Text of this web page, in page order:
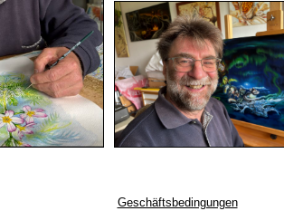
Geschäftsbedingungen